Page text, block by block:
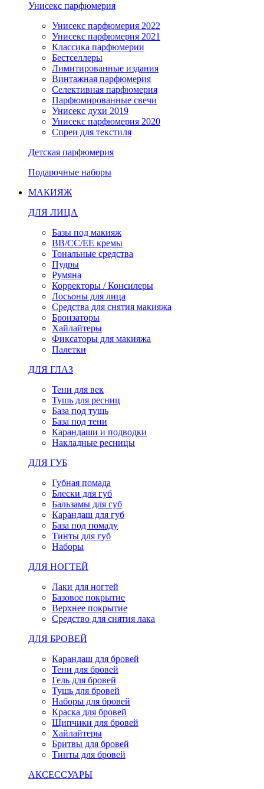
Унисекс парфюмерия
Унисекс парфюмерия 2022
Унисекс парфюмерия 2021
Классика парфюмерии
Бестселлеры
Лимитированные издания
Винтажная парфюмерия
Селективная парфюмерия
Парфюмированные свечи
Унисекс духи 2019
Унисекс парфюмерия 2020
Спреи для текстиля
Детская парфюмерия
Подарочные наборы
МАКИЯЖ
ДЛЯ ЛИЦА
Базы под макияж
BB/CC/EE кремы
Тональные средства
Пудры
Румяна
Корректоры / Консилеры
Лосьоны для лица
Средства для снятия макияжа
Бронзаторы
Хайлайтеры
Фиксаторы для макияжа
Палетки
ДЛЯ ГЛАЗ
Тени для век
Тушь для ресниц
База под тушь
База под тени
Карандаши и подводки
Накладные ресницы
ДЛЯ ГУБ
Губная помада
Блески для губ
Бальзамы для губ
Карандаш для губ
База под помаду
Тинты для губ
Наборы
ДЛЯ НОГТЕЙ
Лаки для ногтей
Базовое покрытие
Верхнее покрытие
Средство для снятия лака
ДЛЯ БРОВЕЙ
Карандаш для бровей
Тени для бровей
Гель для бровей
Тушь для бровей
Наборы для бровей
Краска для бровей
Щипчики для бровей
Хайлайтеры
Бритвы для бровей
Тинты для бровей
АКСЕССУАРЫ